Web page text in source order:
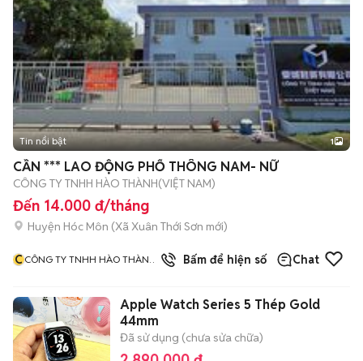
Tin nổi bật 1
CẦN *** LAO ĐỘNG PHỔ THÔNG NAM- NỮ
CÔNG TY TNHH HÀO THÀNH(VIỆT NAM)
Đến 14.000 đ/tháng
Huyện Hóc Môn (Xã Xuân Thới Sơn mới)
CCÔNG TY TNHH HÀO THÀNH
Bấm để hiện số Chat
Apple Watch Series 5 Thép Gold
44mm
Đã sử dụng (chưa sửa chữa)